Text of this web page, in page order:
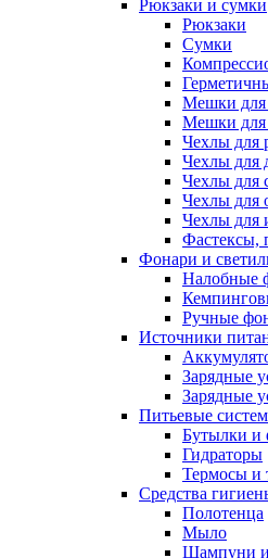
Рюкзаки и сумки
Рюкзаки
Сумки
Мешки для
Мешки для
Чехлы для
Чехлы для
Чехлы для
Чехлы для
Чехлы для
Фастексы,
Фонари и
Налобные
Ручные
Источники
Зарядные
Зарядные
Питьевые
Бутылки и
Гидраторы
Термосы и
Средства
Полотенца
Мыло
Шампуни и